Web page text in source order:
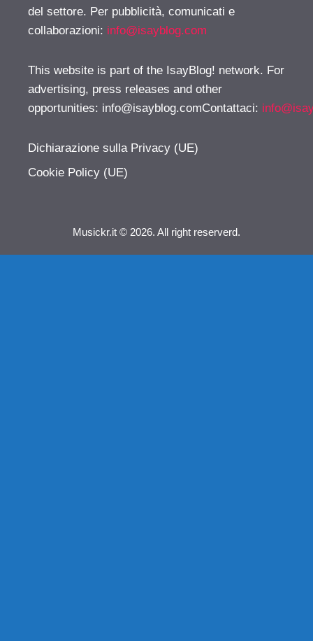
del settore. Per pubblicità, comunicati e
collaborazioni: info@isayblog.com
This website is part of the IsayBlog! network. For
advertising, press releases and other
opportunities: info@isayblog.comContattaci:
Dichiarazione sulla Privacy (UE)
Cookie Policy (UE)
Musickr.it © 2026. All right reserverd.